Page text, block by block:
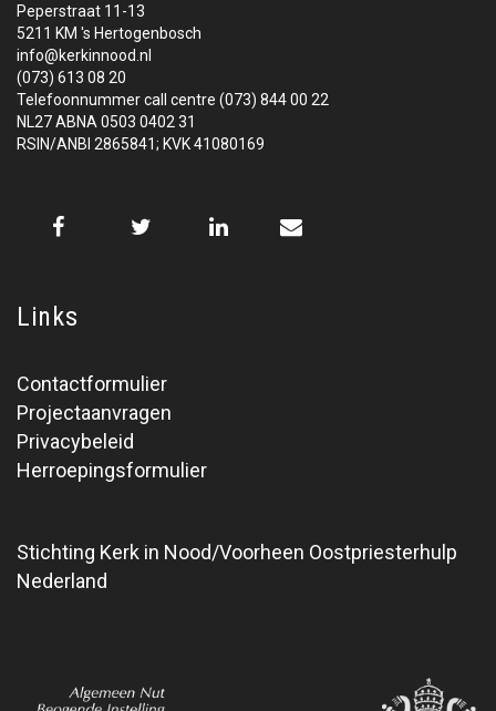
Peperstraat 11-13
5211 KM 's Hertogenbosch
info@kerkinnood.nl
(073) 613 08 20
Telefoonnummer call centre (073) 844 00 22
NL27 ABNA 0503 0402 31
RSIN/ANBI 2865841; KVK 41080169
Links
Contactformulier
Projectaanvragen
Privacybeleid
Herroepingsformulier
Stichting Kerk in Nood/Voorheen Oostpriesterhulp
Nederland